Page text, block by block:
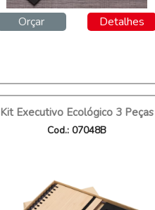
Orçar Detalhes
Kit Executivo Ecológico 3 Peças
Cod.: 07048B